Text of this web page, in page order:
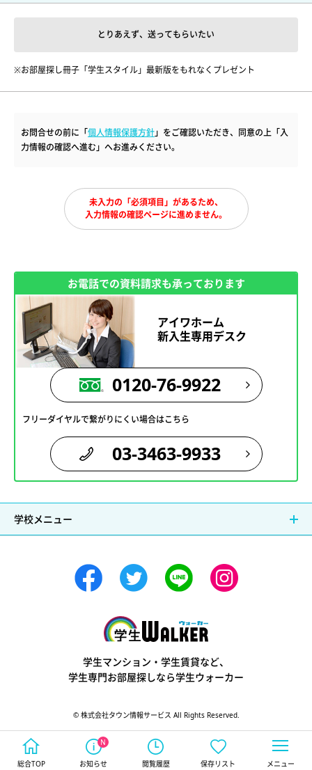
総合TOP お知らせ 閲覧履歴 保存リスト メニュー
とりあえず、送ってもらいたい
※お部屋探し冊子「学生スタイル」最新版をもれなくプレゼント
お問合せの前に「個人情報保護方針」をご確認いただき、同意の上「入
力情報の確認へ進む」へお進みください。
未入力の「必須項目」があるため、
入力情報の確認ページに進めません。
お電話での資料請求も承っております
アイワホーム
新入生専用デスク
0120-76-9922
フリーダイヤルで繋がりにくい場合はこちら
03-3463-9933
学校メニュー
学生マンション・学生賃貸など、
学生専門お部屋探しなら学生ウォーカー
© 株式会社タウン情報サービス All Rights Reserved.